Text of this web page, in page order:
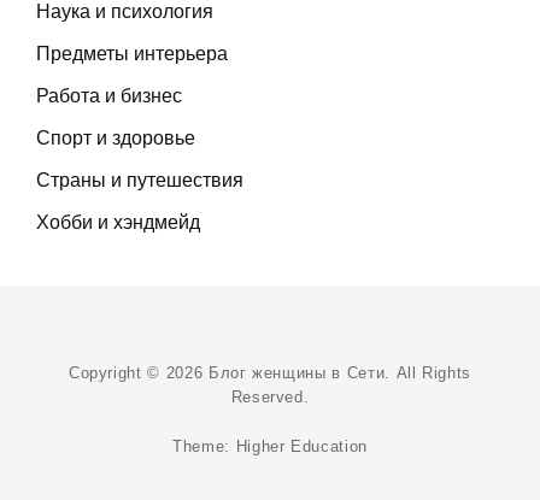
Наука и психология
Предметы интерьера
Работа и бизнес
Спорт и здоровье
Страны и путешествия
Хобби и хэндмейд
Copyright © 2026 Блог женщины в Сети. All Rights
Reserved.
Theme: Higher Education